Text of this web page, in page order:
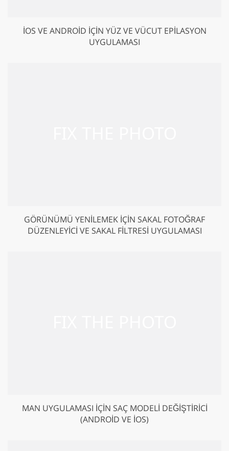
IOS VE ANDROID IÇIN YÜZ VE VÜCUT EPILASYON
UYGULAMASI
GÖRÜNÜMÜ YENILEMEK IÇIN SAKAL FOTOĞRAF
DÜZENLEYICI VE SAKAL FILTRESI UYGULAMASI
MAN UYGULAMASI IÇIN SAÇ MODELI DEĞIŞTIRICI
(ANDROID VE IOS)